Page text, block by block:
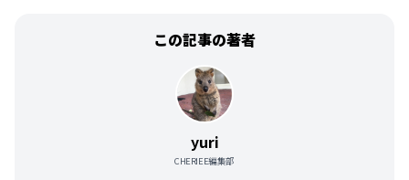
この記事の著者
yuri
CHERIEE編集部